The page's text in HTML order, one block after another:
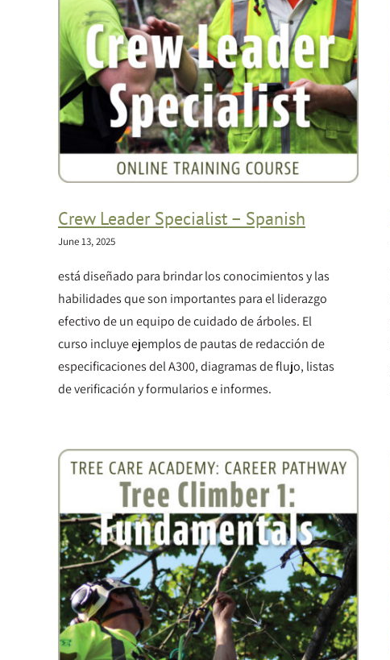
Crew Leader Specialist – Spanish
June 13, 2025
está diseñado para brindar los conocimientos y las
habilidades que son importantes para el liderazgo
efectivo de un equipo de cuidado de árboles. El
curso incluye ejemplos de pautas de redacción de
especificaciones del A300, diagramas de flujo, listas
de verificación y formularios e informes.